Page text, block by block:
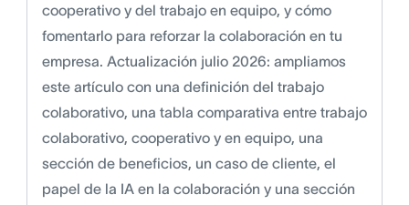
cooperativo y del trabajo en equipo, y cómo
fomentarlo para reforzar la colaboración en tu
empresa. Actualización julio 2026: ampliamos
este artículo con una definición del trabajo
colaborativo, una tabla comparativa entre trabajo
colaborativo, cooperativo y en equipo, una
sección de beneficios, un caso de cliente, el
papel de la IA en la colaboración y una sección